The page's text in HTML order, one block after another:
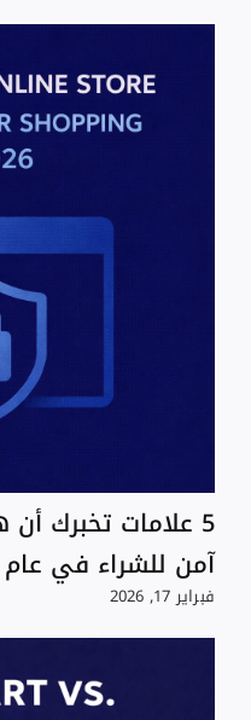
5 علامات تخبرك أن
آمن للشراء في عام 2026
فبراير 17, 2026